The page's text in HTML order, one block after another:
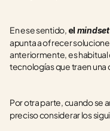
En ese sentido, el mindset
apunta a ofrecer
anteriormente, es habitual
tecnologías que traen una
Por otra parte, cuando se
preciso considerar los